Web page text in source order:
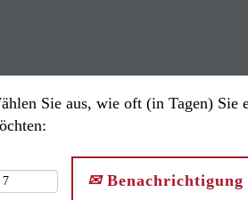
Sie aus, wie oft (in Tagen) Sie
Benachrichtigung